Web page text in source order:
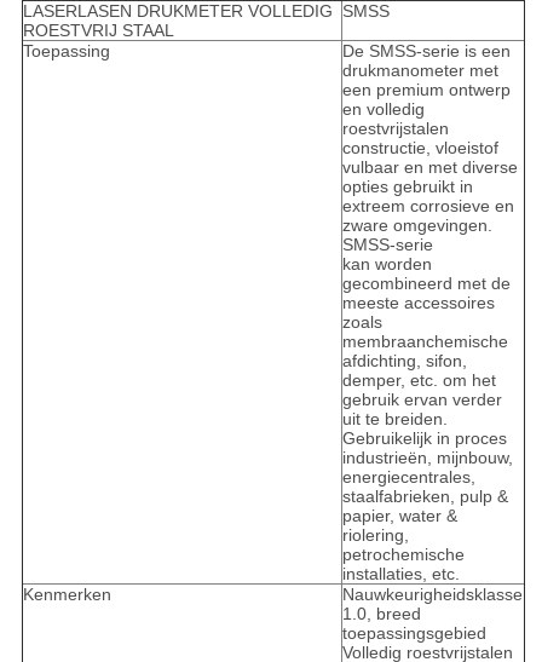
LASERLASEN DRUKMETER VOLLEDIG
ROESTVRIJ STAAL
SMSS
Toepassing
De SMSS-serie is een
drukmanometer met
een premium ontwerp
en volledig
roestvrijstalen
constructie, vloeistof
vulbaar en met diverse
opties gebruikt in
extreem corrosieve en
zware omgevingen.
SMSS-serie
kan worden
gecombineerd met de
meeste accessoires
zoals
membraanchemische
afdichting, sifon,
demper, etc. om het
gebruik ervan verder
uit te breiden.
Gebruikelijk in proces
industrieën, mijnbouw,
energiecentrales,
staalfabrieken, pulp &
papier, water &
riolering,
petrochemische
installaties, etc.
Kenmerken
Nauwkeurigheidsklasse
1.0, breed
toepassingsgebied
Volledig roestvrijstalen